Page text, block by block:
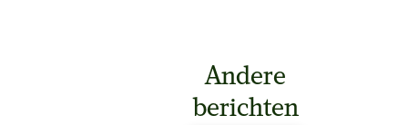
Andere
berichten